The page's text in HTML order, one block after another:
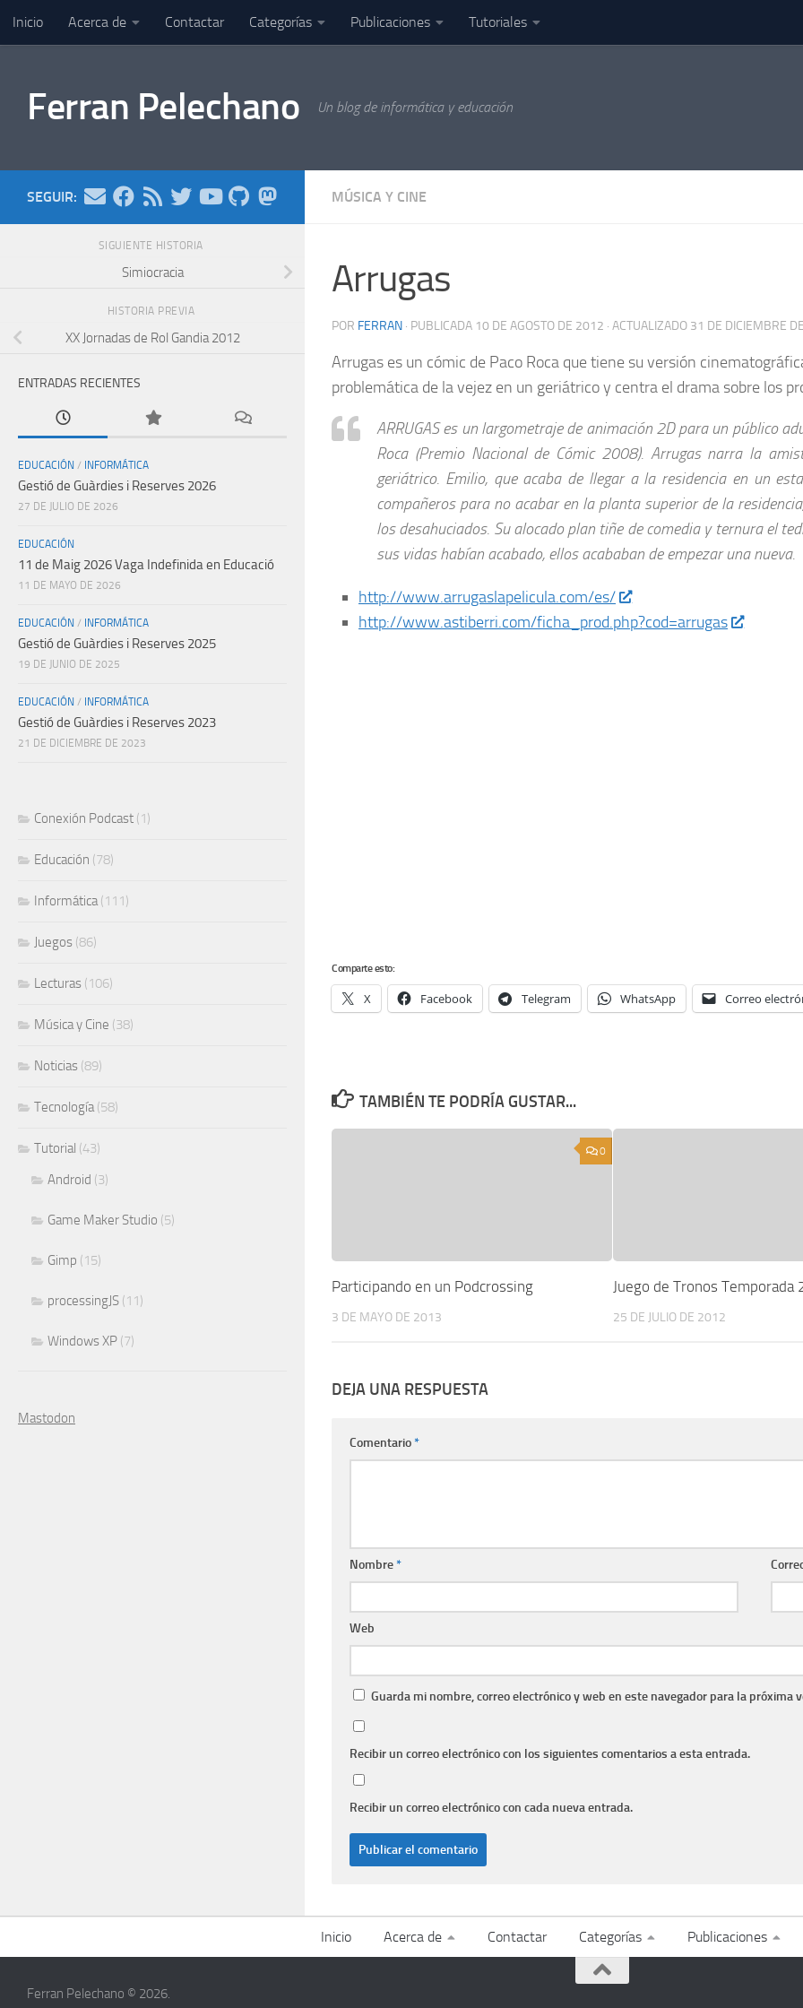
Saltar al contenido
Inicio Acerca de Contactar Categorías Publicaciones Tutoriales
Ferran Pelechano Un blog de informática y educación
MÚSICA Y CINE
Arrugas
POR FERRAN · PUBLICADA 10 DE AGOSTO DE 2012 · ACTUALIZADO 31 DE DICIEMBRE
Arrugas es un cómic de Paco Roca que tiene su versión
problemática de la vejez en un geriátrico y centra el drama sobre los
ARRUGAS es un largometraje de animación 2D para un público
Roca (Premio Nacional de Cómic 2008). Arrugas narra la
geriátrico. Emilio, que acaba de llegar a la residencia en un
compañeros para no acabar en la planta superior de la
los desahuciados. Su alocado plan tiñe de comedia y ternura el
sus vidas habían acabado, ellos acababan de empezar una nueva.
http://www.arrugaslapelicula.com/es/
http://www.astiberri.com/ficha_prod.php?cod=arrugas
Comparte esto:
X Facebook Telegram WhatsApp Correo
TAMBIÉN TE PODRÍA GUSTAR...
0
Participando en un Podcrossing
3 DE MAYO DE 2013
Juego de Tronos Temporada
25 DE JULIO DE 2012
DEJA UNA RESPUESTA
Comentario*
Nombre*
Web
Guarda mi nombre, correo electrónico y web en este navegador para la próxima
Recibir un correo electrónico con los siguientes comentarios a esta entrada.
Recibir un correo electrónico con cada nueva entrada.
SEGUIR:
SIGUIENTE HISTORIA
Simiocracia
HISTORIA PREVIA
XX Jornadas de Rol Gandia 2012
ENTRADAS RECIENTES
EDUCACIÓN / INFORMÁTICA
Gestió de Guàrdies i Reserves 2026
27 DE JULIO DE 2026
EDUCACIÓN
11 de Maig 2026 Vaga Indefinida en Educació
11 DE MAYO DE 2026
EDUCACIÓN / INFORMÁTICA
Gestió de Guàrdies i Reserves 2025
19 DE JUNIO DE 2025
EDUCACIÓN / INFORMÁTICA
Gestió de Guàrdies i Reserves 2023
21 DE DICIEMBRE DE 2023
Conexión Podcast (1)
Educación (78)
Informática(111)
Juegos (86)
Lecturas (106)
Música y Cine (38)
Noticias (89)
Tecnología(58)
Tutorial (43)
Android (3)
Game Maker Studio (5)
Gimp (15)
processingJS (11)
Windows XP (7)
Mastodon
Inicio Acerca de Contactar Categorías Publicaciones
Ferran Pelechano © 2026.